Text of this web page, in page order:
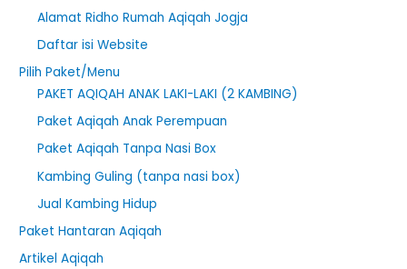
r
Alamat Ridho Rumah Aqiqah Jogja
Daftar isi Website
Pilih Paket/Menu
PAKET AQIQAH ANAK LAKI-LAKI (2 KAMBING)
Paket Aqiqah Anak Perempuan
Paket Aqiqah Tanpa Nasi Box
Kambing Guling (tanpa nasi box)
Jual Kambing Hidup
Paket Hantaran Aqiqah
Artikel Aqiqah